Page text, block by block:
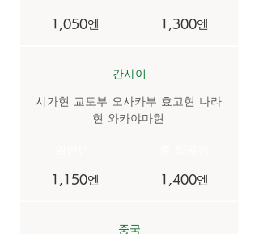
1,050엔 1,300엔
간사이
시가현 교토부 오사카부 효고현 나라
현 와카야마현
1,150엔 1,400엔
중국